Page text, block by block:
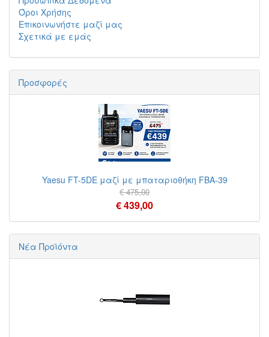
Όροι Χρήσης
Επικοινωνήστε μαζί μας
Σχετικά με εμάς
Προσφορές
Yaesu FT-5DE μαζί με μπαταριοθήκη FBA-39
€ 475,00
€ 439,00
Νέα Προϊόντα